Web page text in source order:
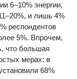
6–10% энергии,
и лишь 4%
респондентов
5%. Впрочем,
что большая
мерах: в
68%